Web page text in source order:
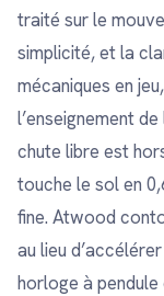
traité sur le
simplicité, et la
mécaniques en
l’enseignement
chute libre est
touche le sol en
fine. Atwood
au lieu
horloge à